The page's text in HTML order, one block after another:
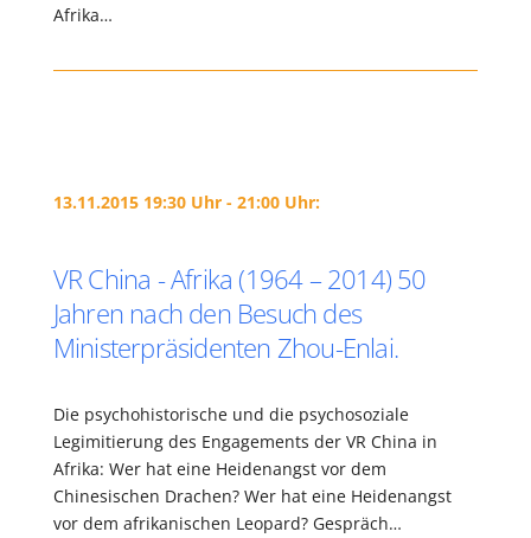
Afrika…
13.11.2015 19:30 Uhr - 21:00 Uhr:
VR China - Afrika (1964 – 2014) 50
Jahren nach den Besuch des
Ministerpräsidenten Zhou-Enlai.
Die psychohistorische und die psychosoziale
Legimitierung des Engagements der VR China in
Afrika: Wer hat eine Heidenangst vor dem
Chinesischen Drachen? Wer hat eine Heidenangst
vor dem afrikanischen Leopard? Gespräch…